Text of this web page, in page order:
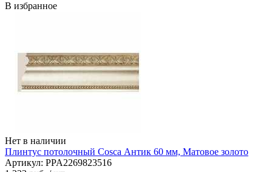
В избранное
Нет в наличии
Плинтус потолочный Cosca Антик 60 мм, Матовое золото
Артикул: PPA2269823516